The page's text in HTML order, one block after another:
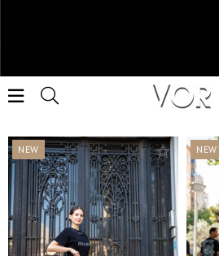
Skirt
NEW
ITEM
NEW
ITEM